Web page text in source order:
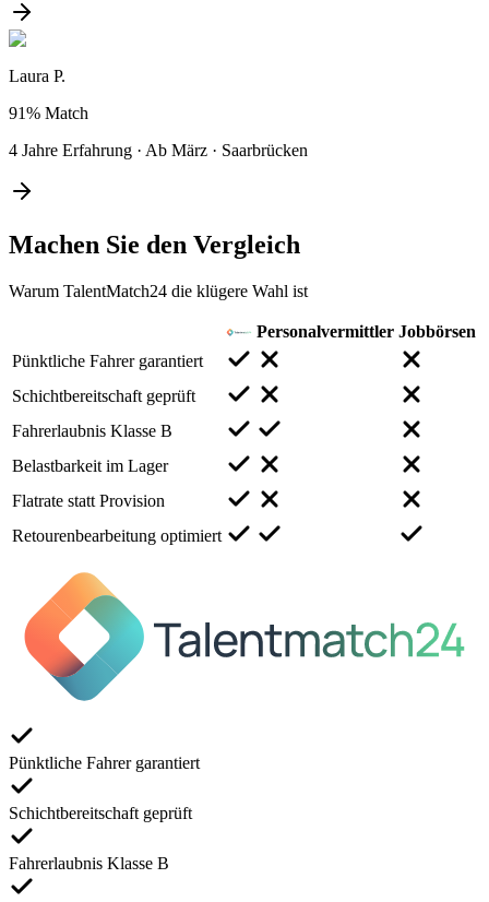
Laura P.
91% Match
4 Jahre Erfahrung · Ab März · Saarbrücken
Machen Sie den Vergleich
Warum TalentMatch24 die klügere Wahl ist
Personalvermittler Jobbörsen
Pünktliche Fahrer garantiert
Schichtbereitschaft geprüft
Fahrerlaubnis Klasse B
Belastbarkeit im Lager
Flatrate statt Provision
Retourenbearbeitung optimiert
Pünktliche Fahrer garantiert
Schichtbereitschaft geprüft
Fahrerlaubnis Klasse B